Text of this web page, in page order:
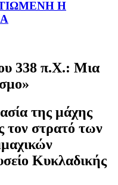
Η
338 π.Χ.: Μια
της μάχης
τον στρατό των
Κυκλαδικής